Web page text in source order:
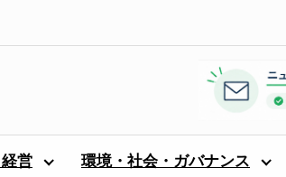
営 環境・社会・ガバナンス